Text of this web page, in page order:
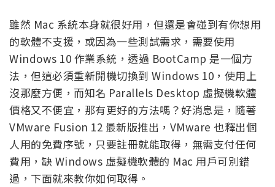
雖然 Mac 系統本身就很好用，但還是會碰到有你想用
的軟體不支援，或因為一些測試需求，需要使用
Windows 10 作業系統，透過 BootCamp 是一個方
法，但這必須重新開機切換到 Windows 10，使用上
沒那麼方便，而知名 Parallels Desktop 虛擬機軟體
價格又不便宜，那有更好的方法嗎？好消息是，隨著
VMware Fusion 12 最新版推出，VMware 也釋出個
人用的免費序號，只要註冊就能取得，無需支付任何
費用，缺 Windows 虛擬機軟體的 Mac 用戶可別錯
過，下面就來教你如何取得。